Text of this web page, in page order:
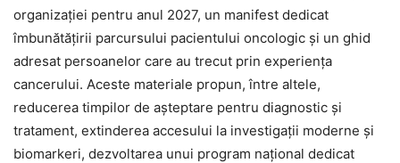
organizației pentru anul 2027, un manifest dedicat
îmbunătățirii parcursului pacientului oncologic și un ghid
adresat persoanelor care au trecut prin experiența
cancerului. Aceste materiale propun, între altele,
reducerea timpilor de așteptare pentru diagnostic și
tratament, extinderea accesului la investigații moderne și
biomarkeri, dezvoltarea unui program național dedicat